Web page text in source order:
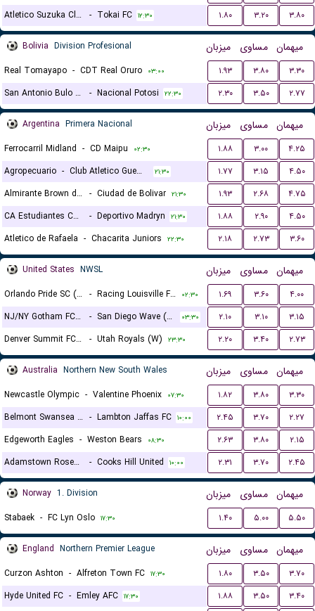
Atletico Suzuka Club - Tokai FC ۱۲:۳۰ ۱.۸۰ ۳.۲۰ ۳.۸۰
Bolivia Division Profesional میزبان مساوی میهمان
Real Tomayapo - CDT Real Oruro ۰۳:۰۰ ۱.۹۳ ۳.۸۰
۳.۳۰
San Antonio Bulo Bulo
- Nacional Potosi ۲۲:۳۰ ۲.۳۰ ۳.۵۰ ۲.۷۷
Argentina Primera Nacional میزبان مساوی میهمان
Ferrocarril Midland - CD Maipu ۰۲:۳۰ ۱.۸۸ ۳.۰۰
۴.۲۵
Agropecuario - Club Atletico Guemes ۲۱:۳۰ ۱.۷۷ ۳.۱۵
۴.۵۰
Almirante Brown de Lules - Ciudad de Bolivar ۲۱:۳۰ ۱.۹۳ ۲.۶۸
۴.۷۵
CA Estudiantes Caseros
- Deportivo Madryn ۲۱:۳۰ ۱.۸۸ ۲.۹۰
۴.۵۰
Atletico de Rafaela - Chacarita Juniors ۲۲:۳۰ ۲.۱۸ ۲.۷۳ ۳.۶۰
United States NWSL میزبان مساوی میهمان
Orlando Pride SC (W) - Racing Louisville FC (W) ۰۲:۳۰ ۱.۶۹ ۳.۶۰
۴.۰۰
NJ/NY Gotham FC (W)
- San Diego Wave (W) ۰۳:۳۰ ۲.۱۰ ۳.۱۰
۳.۱۵
Denver Summit FC (W)
- Utah Royals (W) ۲۳:۳۰ ۲.۲۰ ۳.۴۰ ۲.۷۳
Australia Northern New South Wales میزبان مساوی میهمان
Newcastle Olympic - Valentine Phoenix ۰۷:۳۰ ۱.۸۲ ۳.۸۰
۳.۳۰
Belmont Swansea United FC - Lambton Jaffas FC ۱۰:۰۰ ۲.۴۵ ۳.۷۰
۲.۲۷
Edgeworth Eagles - Weston Bears ۰۸:۳۰ ۲.۶۳ ۳.۸۰
۲.۱۵
Adamstown Rosebud FC
- Cooks Hill United ۱۰:۰۰ ۲.۳۱ ۳.۷۰ ۲.۴۵
Norway 1. Division میزبان مساوی میهمان
Stabaek - FC Lyn Oslo ۱۷:۳۰ ۱.۴۰ ۵.۰۰ ۵.۵۰
England Northern Premier League میزبان مساوی میهمان
Curzon Ashton - Alfreton Town FC ۱۷:۳۰ ۱.۸۰ ۳.۵۰
۳.۷۰
Hyde United FC - Emley AFC ۱۷:۳۰ ۱.۸۸ ۳.۵۰
۳.۴۰